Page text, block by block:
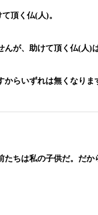
頂く仏(人)。
が、助けて頂く仏(人)
らいずれは無くなり
たちは私の子供だ。だ